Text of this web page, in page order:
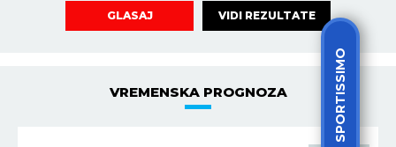
SPORTISSIMO
GLASAJ VIDI REZULTATE
VREMENSKA PROGNOZA